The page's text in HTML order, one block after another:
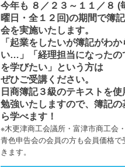
今年も ８／２３～１１／８ (
曜日・全１２回)の期間で簿
会を実施いたします。
「起業をしたいが簿記がわか
い…」「経理担当になったの
を学びたい」という方は
ぜひご受講ください。
日商簿記３級のテキストを使
勉強いたしますので、簿記の
ら学べます！
※木更津商工会議所・富津市商工会
青色申告会の会員の方も会員価格で
きます。